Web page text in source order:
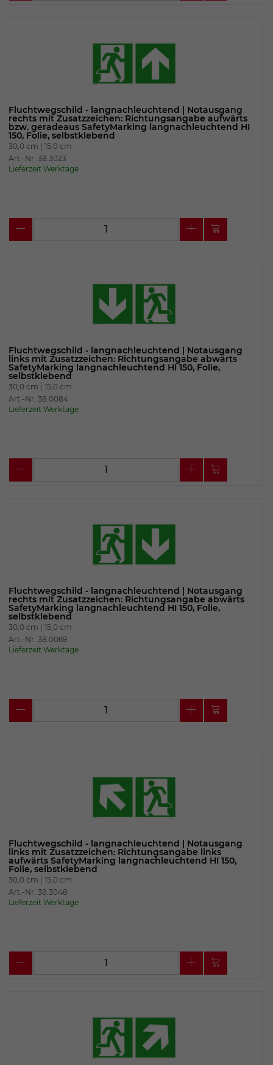
Fluchtwegschild - langnachleuchtend | Notausgang
rechts mit Zusatzzeichen: Richtungsangabe aufwärts
bzw. geradeaus SafetyMarking langnachleuchtend HI
150, Folie, selbstklebend
30,0 cm | 15,0 cm
Art.-Nr. 38.3023
Lieferzeit Werktage
Fluchtwegschild - langnachleuchtend | Notausgang
links mit Zusatzzeichen: Richtungsangabe abwärts
SafetyMarking langnachleuchtend HI 150, Folie,
selbstklebend
30,0 cm | 15,0 cm
Art.-Nr. 38.0084
Lieferzeit Werktage
Fluchtwegschild - langnachleuchtend | Notausgang
rechts mit Zusatzzeichen: Richtungsangabe abwärts
SafetyMarking langnachleuchtend HI 150, Folie,
selbstklebend
30,0 cm | 15,0 cm
Art.-Nr. 38.0069
Lieferzeit Werktage
Fluchtwegschild - langnachleuchtend | Notausgang
links mit Zusatzzeichen: Richtungsangabe links
aufwärts SafetyMarking langnachleuchtend HI 150,
Folie, selbstklebend
30,0 cm | 15,0 cm
Art.-Nr. 38.3048
Lieferzeit Werktage